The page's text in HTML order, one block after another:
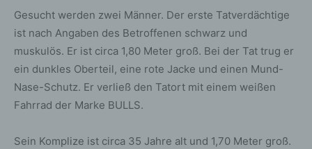
Gesucht werden zwei Männer. Der erste Tatverdächtige
ist nach Angaben des Betroffenen schwarz und
muskulös. Er ist circa 1,80 Meter groß. Bei der Tat trug er
ein dunkles Oberteil, eine rote Jacke und einen Mund-
Nase-Schutz. Er verließ den Tatort mit einem weißen
Fahrrad der Marke BULLS.
Sein Komplize ist circa 35 Jahre alt und 1,70 Meter groß.